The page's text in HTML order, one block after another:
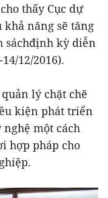
thấy Cục dự
năng sẽ tăng
sáchđịnh kỳ diễn
12/2016).
lý chặt chẽ
kiện phát triển
một cách
hợp pháp cho